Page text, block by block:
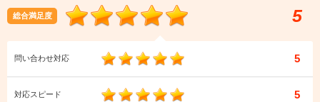
総合満足度 5
問い合わせ対応 5
対応スピード 5